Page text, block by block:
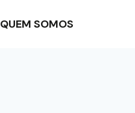
QUEM SOMOS